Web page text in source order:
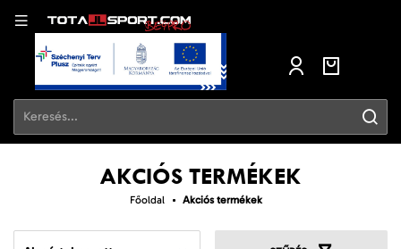
AKCIÓS TERMÉKEK
Főoldal Akciós termékek